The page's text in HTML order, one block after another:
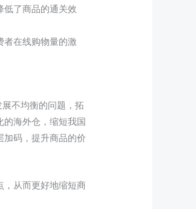
了商品的通关效
在线购物量的激
不均衡的问题，拓
海外仓，缩短我国
码，提升商品的价
，从而更好地缩短商